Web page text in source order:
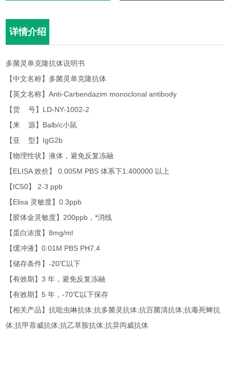
详情介绍
多菌灵单克隆抗体说明书
【中文名称】多菌灵单克隆抗体
【英文名称】Anti-Carbendazim monoclonal antibody
【货 号】LD-NY-1002-2
【来 源】Balb/c小鼠
【亚 型】IgG2b
【物理性状】液体，避免反复冻融
【ELISA 效价】 0.005M PBS 体系下1:400000 以上
【IC50】 2-3 ppb
【Elisa 灵敏度】0.3ppb
【胶体金灵敏度】200ppb，*消线
【蛋白浓度】8mg/ml
【缓冲液】0.01M PBS PH7.4
【储存条件】-20℃以下
【有效期】3 年，避免反复冻融
【有效期】5 年，-70℃以下保存
【相关产品】抗吡虫啉抗体;抗多菌灵抗体;抗百菌清抗体;抗毒死蜱抗
体;抗甲萘威抗体;抗乙草胺抗体;抗异丙威抗体